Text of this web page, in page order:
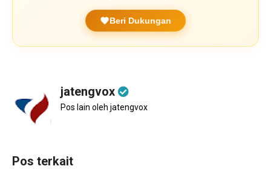
Beri Dukungan
jatengvox
Pos lain oleh jatengvox
Pos terkait